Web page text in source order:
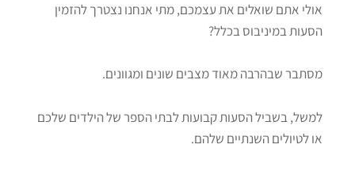
אולי אתם שואלים את עצמכם, מתי אנחנו נצטרך להזמין
הסעות במיניבוס בכלל?
מסתבר שבהרבה מאוד מצבים שונים ומגוונים.
למשל, בשביל הסעות קבועות לבתי הספר של הילדים שלכם
או לטיולים השנתיים שלהם.